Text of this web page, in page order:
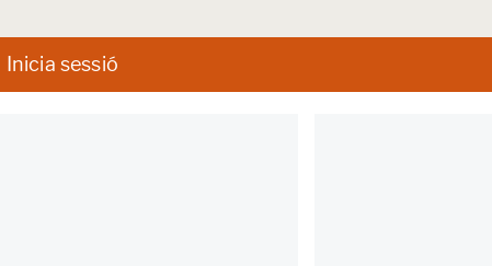
Inicia sessió